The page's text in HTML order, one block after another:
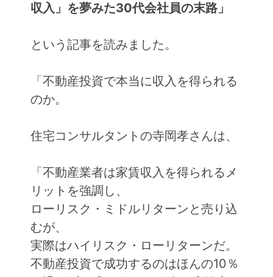
収入」を夢みた30代会社員の末路」
という記事を読みました。
「不動産投資で本当に収入を得られる
のか。
住宅コンサルタントの寺岡孝さんは、
「不動産業者は家賃収入を得られるメ
リットを強調し、
ローリスク・ミドルリターンと売り込
むが、
実際はハイリスク・ローリターンだ。
不動産投資で成功するのはほんの10％